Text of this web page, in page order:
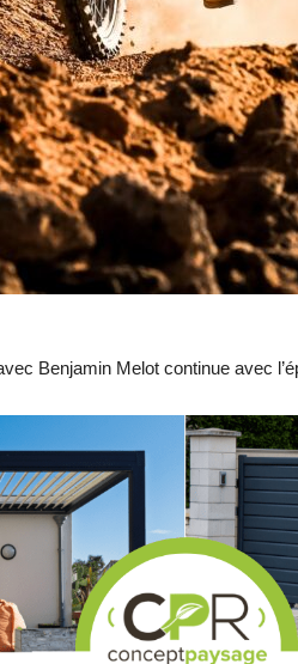
Benjamin Melot continue avec